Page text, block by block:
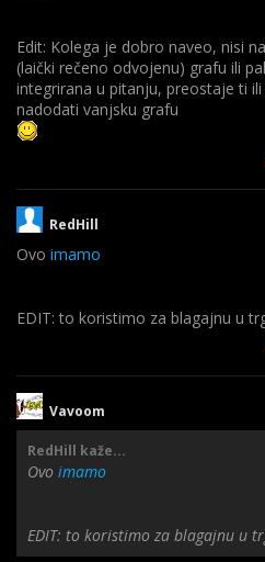
Edit: Kolega je dobro naveo, nisi
(laički rečeno odvojenu) grafu ili
integrirana u pitanju, preostaje ti
nadodati vanjsku grafu
RedHill
Ovo imamo
EDIT: to koristimo za blagajnu u
Vavoom
RedHill kaže...
Ovo imamo
EDIT: to koristimo za blagajnu u